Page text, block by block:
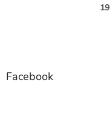
19
Facebook